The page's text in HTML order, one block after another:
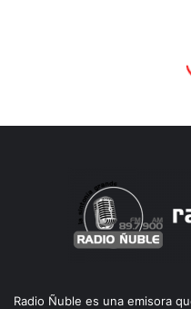
Radio Ñuble es una emisora